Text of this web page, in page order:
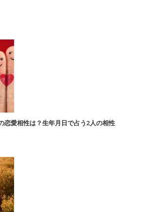
恋愛相性は？生年月日で占う2人の相性